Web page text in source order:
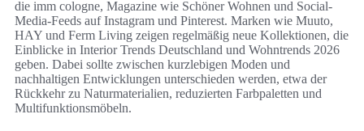
die imm cologne, Magazine wie Schöner Wohnen und Social-
Media-Feeds auf Instagram und Pinterest. Marken wie Muuto,
HAY und Ferm Living zeigen regelmäßig neue Kollektionen, die
Einblicke in Interior Trends Deutschland und Wohntrends 2026
geben. Dabei sollte zwischen kurzlebigen Moden und
nachhaltigen Entwicklungen unterschieden werden, etwa der
Rückkehr zu Naturmaterialien, reduzierten Farbpaletten und
Multifunktionsmöbeln.